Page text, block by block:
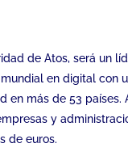
de Atos, será un
en digital
más de 53
y
de euros.